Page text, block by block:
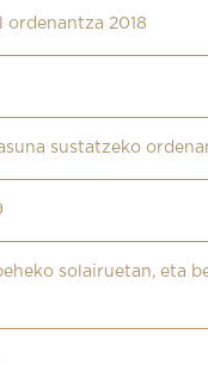
ordenantza 2018
sustatzeko
solairuetan, eta